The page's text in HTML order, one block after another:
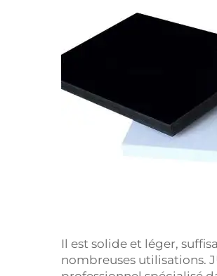
Il est solide et léger,
nombreuses utilisations.